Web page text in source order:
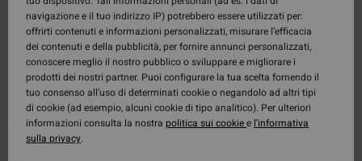
navigazione e il tuo indirizzo IP) potrebbero essere utilizzati per:
offrirti contenuti e informazioni personalizzati, misurare l’efficacia
dei contenuti e della pubblicità, per fornire annunci personalizzati,
conoscere meglio il nostro pubblico o sviluppare e migliorare i
prodotti dei nostri partner. Puoi configurare la tua scelta fornendo il
tuo consenso all’uso di determinati cookie o negandolo ad altri tipi
di cookie (ad esempio, alcuni cookie di tipo analitico). Per ulteriori
informazioni consulta la nostra politica sui cookiee l'informativa
sulla privacy.